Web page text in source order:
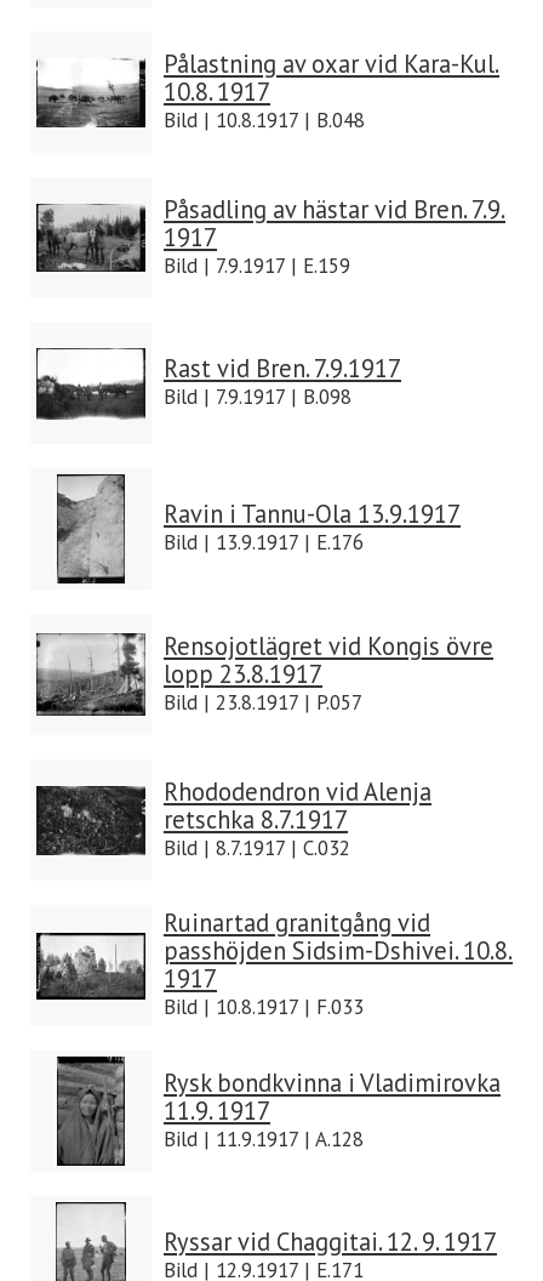
Pålastning av oxar vid Kara-Kul.
10.8. 1917
Bild | 10.8.1917 | B.048
Påsadling av hästar vid Bren. 7.9.
1917
Bild | 7.9.1917 | E.159
Rast vid Bren. 7.9.1917
Bild | 7.9.1917 | B.098
Ravin i Tannu-Ola 13.9.1917
Bild | 13.9.1917 | E.176
Rensojotlägret vid Kongis övre
lopp 23.8.1917
Bild | 23.8.1917 | P.057
Rhododendron vid Alenja
retschka 8.7.1917
Bild | 8.7.1917 | C.032
Ruinartad granitgång vid
passhöjden Sidsim-Dshivei. 10.8.
1917
Bild | 10.8.1917 | F.033
Rysk bondkvinna i Vladimirovka
11.9. 1917
Bild | 11.9.1917 | A.128
Ryssar vid Chaggitai. 12. 9. 1917
Bild | 12.9.1917 | E.171